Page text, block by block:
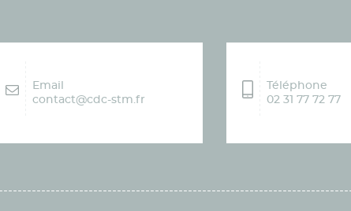
Email
contact@cdc-stm.fr
Téléphone
02 31 77 72 77